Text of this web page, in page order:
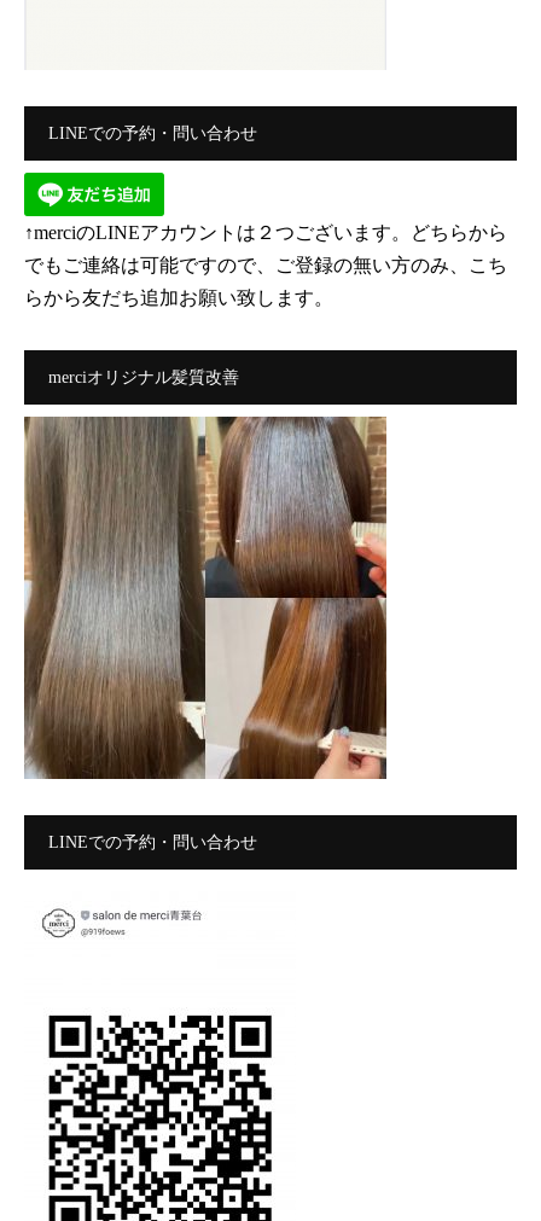
LINEでの予約・問い合わせ
↑merciのLINEアカウントは２つございます。どちらから
でもご連絡は可能ですので、ご登録の無い方のみ、こち
らから友だち追加お願い致します。
merciオリジナル髪質改善
LINEでの予約・問い合わせ